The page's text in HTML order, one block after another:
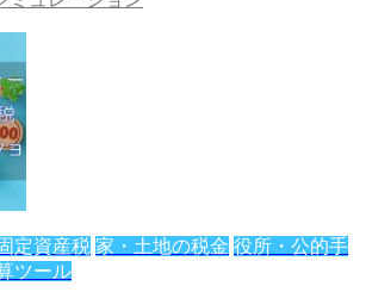
定資産税 家・土地の税金 役所・公的手
ツール